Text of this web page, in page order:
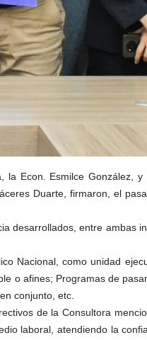
Econ. Esmilce González,
Duarte, firmaron, el
desarrollados, entre ambas
Nacional, como unidad
o afines; Programas de
conjunto, etc.
de la Consultora
laboral, atendiendo la